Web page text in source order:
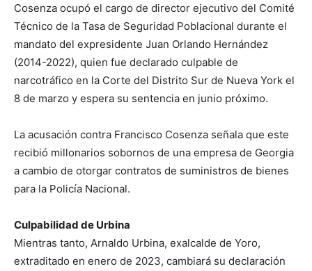
Cosenza ocupó el cargo de director ejecutivo del Comité
Técnico de la Tasa de Seguridad Poblacional durante el
mandato del expresidente Juan Orlando Hernández
(2014-2022), quien fue declarado culpable de
narcotráfico en la Corte del Distrito Sur de Nueva York el
8 de marzo y espera su sentencia en junio próximo.
La acusación contra Francisco Cosenza señala que este
recibió millonarios sobornos de una empresa de Georgia
a cambio de otorgar contratos de suministros de bienes
para la Policía Nacional.
Culpabilidad de Urbina
Mientras tanto, Arnaldo Urbina, exalcalde de Yoro,
extraditado en enero de 2023, cambiará su declaración